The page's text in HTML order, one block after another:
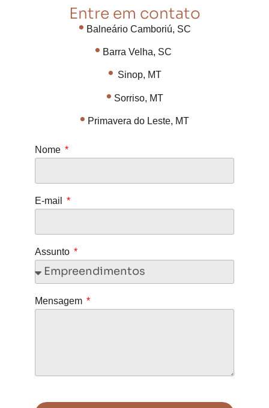
Entre em contato
• Balneário Camboriú, SC
• Barra Velha, SC
• Sinop, MT
• Sorriso, MT
• Primavera do Leste, MT
Nome
E-mail
Assunto
Mensagem